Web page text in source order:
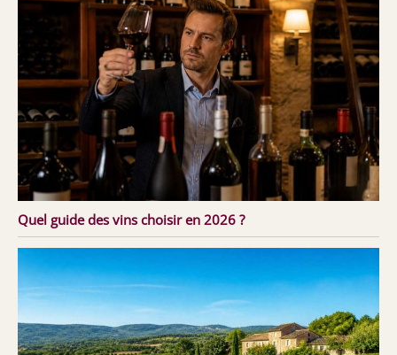
Quel guide des vins choisir en 2026 ?